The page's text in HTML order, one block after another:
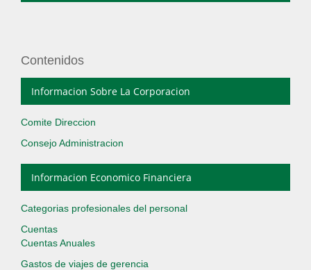
Contenidos
Informacion Sobre La Corporacion
Comite Direccion
Consejo Administracion
Informacion Economico Financiera
Categorias profesionales del personal
Cuentas
Cuentas Anuales
Gastos de viajes de gerencia